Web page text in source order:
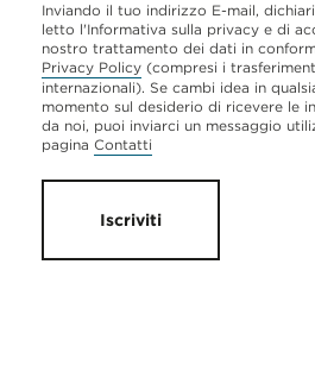
Inviando il tuo indirizzo E-mail,
letto l'Informativa sulla privacy e di
nostro trattamento dei dati in
Privacy Policy (compresi i
internazionali). Se cambi idea in
momento sul desiderio di ricevere le
da noi, puoi inviarci un messaggio
pagina Contatti
Iscriviti